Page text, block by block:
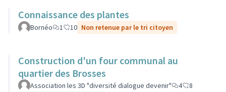
Connaissance des plantes
Bornéo 1 10 Non retenue par le tri citoyen
Construction d'un four communal au
quartier des Brosses
Association les 3D "diversité dialogue devenir" 4
8